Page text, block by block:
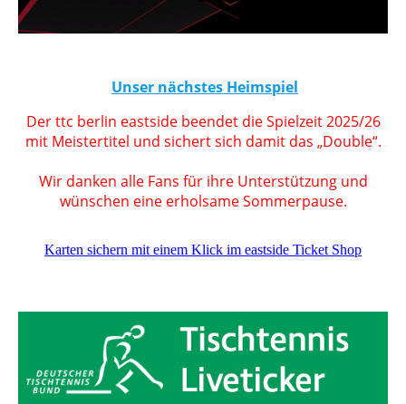
Unser nächstes Heimspiel
Der ttc berlin eastside beendet die Spielzeit 2025/26
mit Meistertitel und sichert sich damit das „Double“.
Wir danken alle Fans für ihre Unterstützung und
wünschen eine erholsame Sommerpause.
Karten sichern mit einem Klick im eastside Ticket Shop